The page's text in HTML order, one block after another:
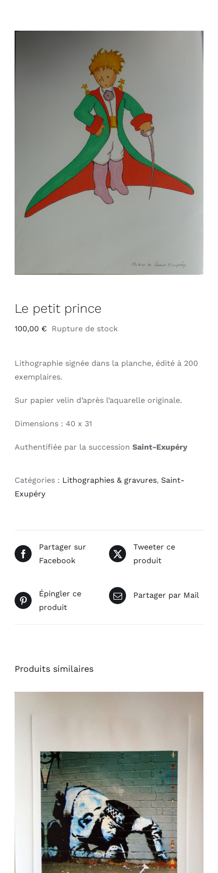
Le petit prince
100,00 € Rupture de stock
Lithographie signée dans la planche, édité à 200
exemplaires.
Sur papier velin d’après l’aquarelle originale.
Dimensions : 40 x 31
Authentifiée par la succession Saint-Exupéry
Catégories : Lithographies & gravures, Saint-
Exupéry
Partager sur
Facebook
Tweeter ce
produit
Épingler ce
produit
Partager par Mail
Produits similaires
AJOUTER AU PANIER
/
DÉTAILS